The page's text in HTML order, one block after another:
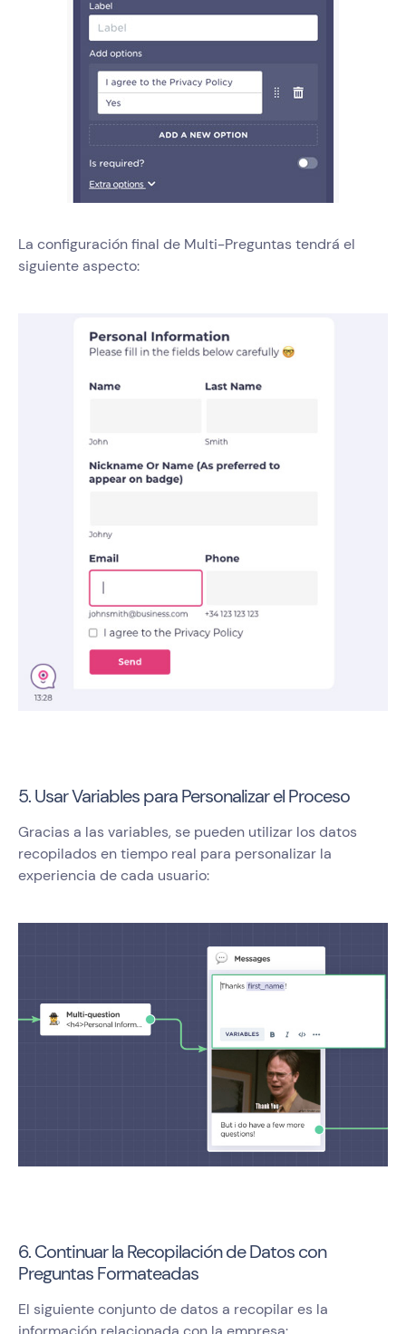
La configuración final de Multi-Preguntas tendrá el
siguiente aspecto:
5. Usar Variables para Personalizar el Proceso
Gracias a las variables, se pueden utilizar los datos
recopilados en tiempo real para personalizar la
experiencia de cada usuario:
6. Continuar la Recopilación de Datos con
Preguntas Formateadas
El siguiente conjunto de datos a recopilar es la